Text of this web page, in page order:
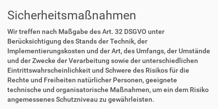
Sicherheitsmaßnahmen
Wir treffen nach Maßgabe des Art. 32 DSGVO unter
Berücksichtigung des Stands der Technik, der
Implementierungskosten und der Art, des Umfangs, der Umstände
und der Zwecke der Verarbeitung sowie der unterschiedlichen
Eintrittswahrscheinlichkeit und Schwere des Risikos für die
Rechte und Freiheiten natürlicher Personen, geeignete
technische und organisatorische Maßnahmen, um ein dem Risiko
angemessenes Schutzniveau zu gewährleisten.